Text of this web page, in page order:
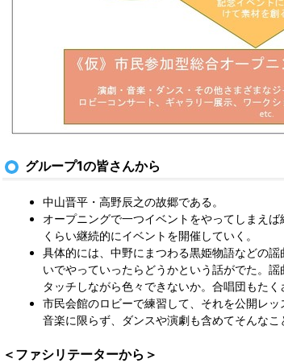
グループ1の皆さんから
中山晋平・高野辰之の故郷である。
オープニングで一つイベントをやってしまえ
くらい継続的にイベントを開催していく。
具体的には、中野にまつわる黒姫物語などの
いでやっていったらどうかという話がでた。
タッチしながら色々できないか。合唱団もたく
市民会館のロビーで練習して、それを公開レ
音楽に限らず、ダンスや演劇も含めてそんなこ
＜ファシリテーターから＞